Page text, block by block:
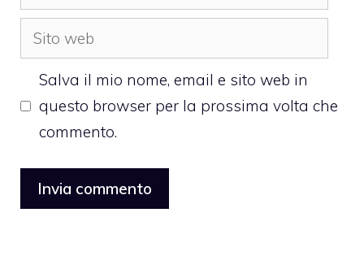
Sito
web
Salva il mio nome, email e sito web in
questo browser per la prossima volta che
commento.